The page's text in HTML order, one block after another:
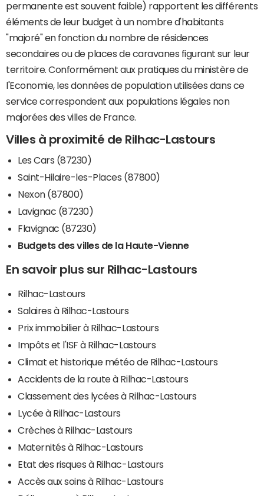
permanente est souvent faible) rapportent les différents
éléments de leur budget à un nombre d'habitants
"majoré" en fonction du nombre de résidences
secondaires ou de places de caravanes figurant sur leur
territoire. Conformément aux pratiques du ministère de
l'Economie, les données de population utilisées dans ce
service correspondent aux populations légales non
majorées des villes de France.
Villes à proximité de Rilhac-Lastours
Les Cars (87230)
Saint-Hilaire-les-Places (87800)
Nexon (87800)
Lavignac (87230)
Flavignac (87230)
Budgets des villes de la Haute-Vienne
En savoir plus sur Rilhac-Lastours
Rilhac-Lastours
Salaires à Rilhac-Lastours
Prix immobilier à Rilhac-Lastours
Impôts et l'ISF à Rilhac-Lastours
Climat et historique météo de Rilhac-Lastours
Accidents de la route à Rilhac-Lastours
Classement des lycées à Rilhac-Lastours
Lycée à Rilhac-Lastours
Crèches à Rilhac-Lastours
Maternités à Rilhac-Lastours
Etat des risques à Rilhac-Lastours
Accès aux soins à Rilhac-Lastours